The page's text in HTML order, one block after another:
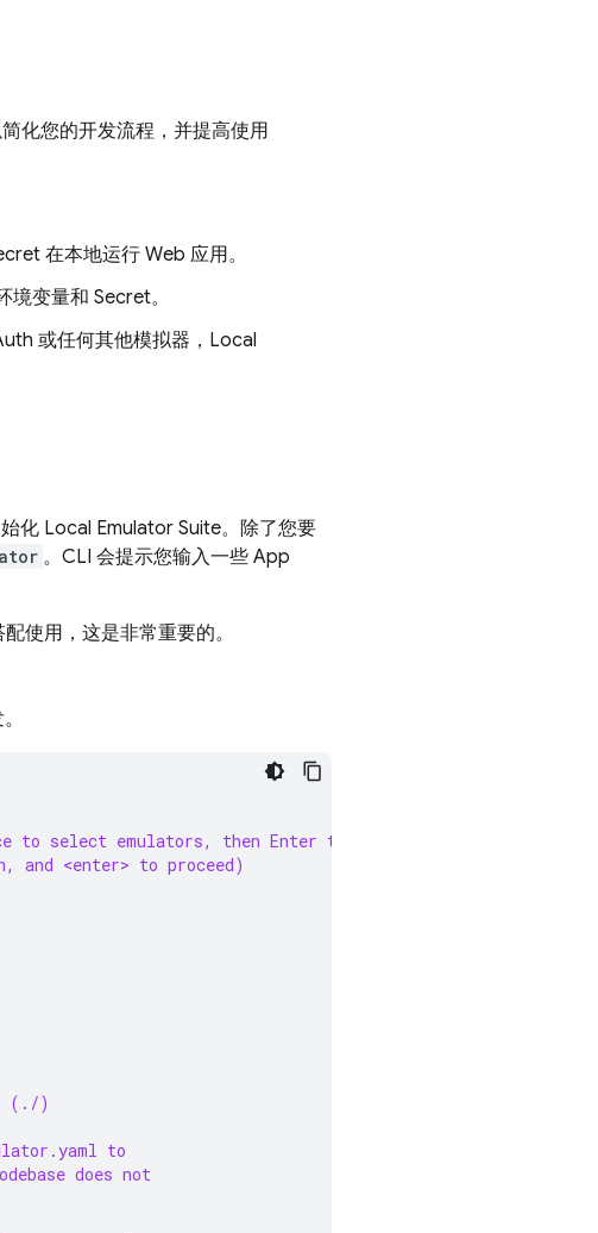
化您的开发流程，并提高使用
在本地运行 Web 应用。
变量和 Secret。
或任何其他模拟器， Local
化 Local Emulator Suite。除了您要
。CLI 会提示您输入一些 App
配使用，这是非常重要的。
to select emulators, then Enter to confirm your choices.
<enter> to proceed)
(./)
to
does not